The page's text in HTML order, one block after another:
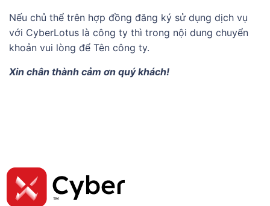
Nếu chủ thể trên hợp đồng đăng ký sử dụng dịch vụ
với CyberLotus là công ty thì trong nội dung chuyển
khoản vui lòng để Tên công ty.
Xin chân thành cảm ơn quý khách!